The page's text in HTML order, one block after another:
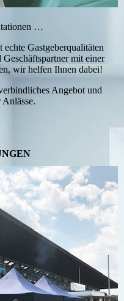
…
echte Gastgeberqualitäten
mit einer
wir helfen Ihnen dabei!
Angebot und